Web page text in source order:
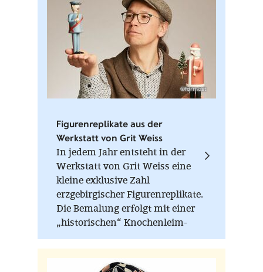
©formost
Figurenreplikate aus der
Werkstatt von Grit Weiss
In jedem Jahr entsteht in der
Werkstatt von Grit Weiss eine
kleine exklusive Zahl
erzgebirgischer Figurenreplikate.
Die Bemalung erfolgt mit einer
„historischen“ Knochenleim-
Kreide-Farbe, die nur im warmen
Zustand (Wasserbad) verarbeitet
werden kann. Auf der Unterseite